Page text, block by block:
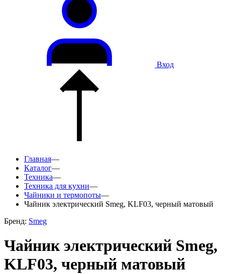
Вход
Главная—
Каталог—
Техника—
Техника для кухни—
Чайники и термопоты—
Чайник электрический Smeg, KLF03, черный матовый
Бренд: Smeg
Чайник электрический Smeg,
KLF03, черный матовый